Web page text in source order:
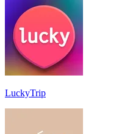
LuckyTrip